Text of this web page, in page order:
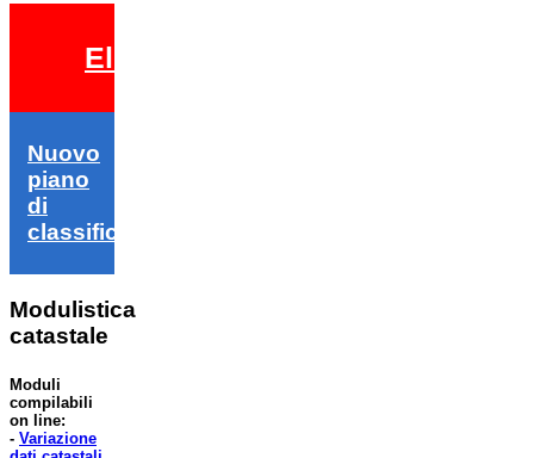
Elezioni 2026
Nuovo
piano
di
classifica
Modulistica
catastale
Moduli
compilabili
on line:
- Variazione